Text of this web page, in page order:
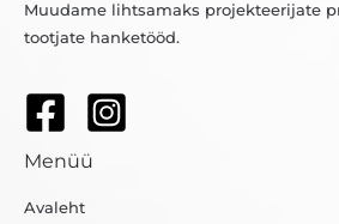
Muudame lihtsamaks projekteerijate
tootjate hanketööd.
Menüü
Avaleht